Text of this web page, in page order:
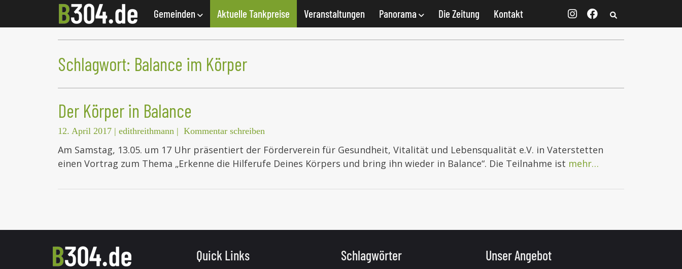
Gemeinden Aktuelle Tankpreise Veranstaltungen Panorama Die Zeitung Kontakt
Schlagwort: Balance im Körper
Der Körper in Balance
12. April 2017 | edithreithmann | Kommentar schreiben
Am Samstag, 13.05. um 17 Uhr präsentiert der Förderverein für Gesundheit, Vitalität und Lebensqualität e.V. in Vaterstetten
einen Vortrag zum Thema „Erkenne die Hilferufe Deines Körpers und bring ihn wieder in Balance“. Die Teilnahme ist mehr…
Quick Links Schlagwörter Unser Angebot